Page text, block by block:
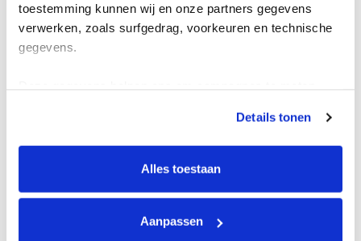
toestemming kunnen wij en onze partners gegevens
verwerken, zoals surfgedrag, voorkeuren en technische
gegevens.
tonen. Je kunt je toestemming op elk moment wijzigen of
intrekken via Cookie instellingen onderaan de pagina. De
lijst met cookies is te vinden in het tabblad “details”.
Details tonen
Alles toestaan
Aanpassen
Actiematerialen
Evenementen
Privacyverklaring
Cookie instellingen
Algemene voorwaarden
Over KWF Kankerbestrijding